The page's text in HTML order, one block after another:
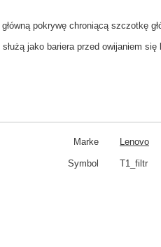
główną pokrywę chroniącą szczotkę
służą jako barieraprzed owijaniem się
Marke Lenovo
Symbol T1_filtr